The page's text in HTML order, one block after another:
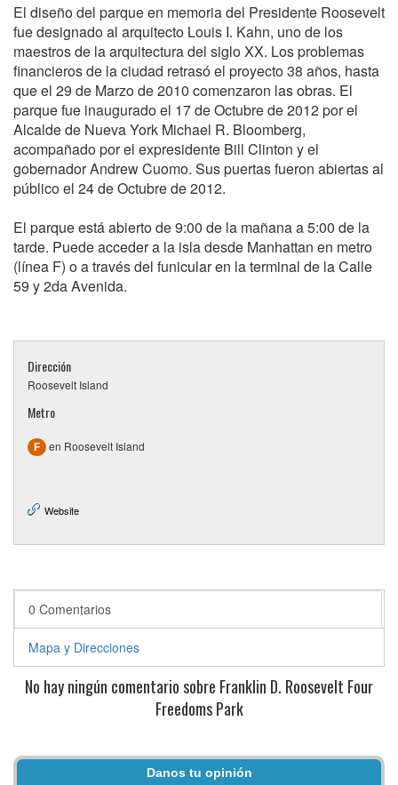
El diseño del parque en memoria del Presidente Roosevelt
fue designado al arquitecto Louis I. Kahn, uno de los
maestros de la arquitectura del siglo XX. Los problemas
financieros de la ciudad retrasó el proyecto 38 años, hasta
que el 29 de Marzo de 2010 comenzaron las obras. El
parque fue inaugurado el 17 de Octubre de 2012 por el
Alcalde de Nueva York Michael R. Bloomberg,
acompañado por el expresidente Bill Clinton y el
gobernador Andrew Cuomo. Sus puertas fueron abiertas al
público el 24 de Octubre de 2012.
El parque está abierto de 9:00 de la mañana a 5:00 de la
tarde. Puede acceder a la isla desde Manhattan en metro
(línea F) o a través del funicular en la terminal de la Calle
59 y 2da Avenida.
Dirección
Roosevelt Island
Metro
F en Roosevelt Island
Website
0 Comentarios
Mapa y Direcciones
No hay ningún comentario sobre Franklin D. Roosevelt Four
Freedoms Park
Danos tu opinión